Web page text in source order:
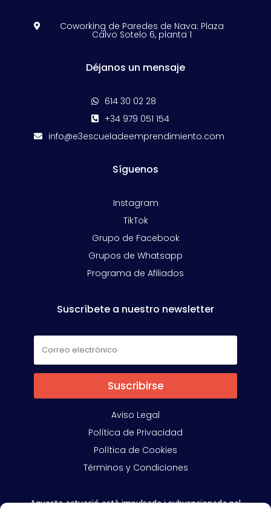
 Coworking de Paredes de Nava: Plaza
Calvo Sotelo 6, planta 1
Déjanos un mensaje
 614 30 02 28
 +34 979 051 154
 info@e3escueladeemprendimiento.com
Síguenos
Instagram
TikTok
Grupo de Facebook
Grupos de Whatsapp
Programa de Afiliados
Suscríbete a nuestro newsletter
Suscribirse
Aviso Legal
Política de Privacidad
Política de Cookies
Términos y Condiciones
Aquesta actuació està impulsada i subvencionada pel